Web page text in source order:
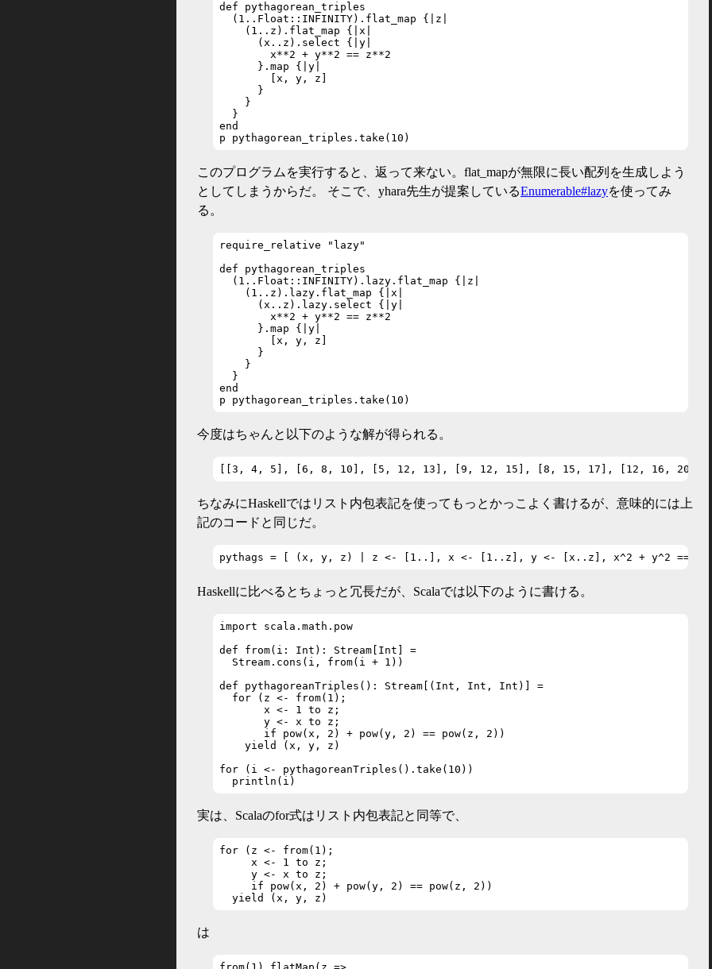
def pythagorean_triples
  (1..Float::INFINITY).flat_map {|z|
    (1..z).flat_map {|x|
      (x..z).select {|y|
        x**2 + y**2 == z**2
      }.map {|y|
        [x, y, z]
      }
    }
  }
end
p pythagorean_triples.take(10)
このプログラムを実行すると、返って来ない。flat_mapが無限に長い配列を生成しよう
としてしまうからだ。 そこで、yhara先生が提案しているEnumerable#lazyを使ってみ
る。
require_relative "lazy"
def pythagorean_triples
  (1..Float::INFINITY).lazy.flat_map {|z|
    (1..z).lazy.flat_map {|x|
      (x..z).lazy.select {|y|
        x**2 + y**2 == z**2
      }.map {|y|
        [x, y, z]
      }
    }
  }
end
p pythagorean_triples.take(10)
今度はちゃんと以下のような解が得られる。
[[3, 4, 5], [6, 8, 10], [5, 12, 13], [9, 12, 15], [8, 15, 17], [12, 16, 20],
ちなみにHaskellではリスト内包表記を使ってもっとかっこよく書けるが、意味的には上
記のコードと同じだ。
pythags = [ (x, y, z) | z <- [1..], x <- [1..z], y <- [x..z], x^2 + y^2 ==
Haskellに比べるとちょっと冗長だが、Scalaでは以下のように書ける。
import scala.math.pow
def from(i: Int): Stream[Int] =
  Stream.cons(i, from(i + 1))
def pythagoreanTriples(): Stream[(Int, Int, Int)] =
  for (z <- from(1);
       x <- 1 to z;
       y <- x to z;
       if pow(x, 2) + pow(y, 2) == pow(z, 2))
    yield (x, y, z)
for (i <- pythagoreanTriples().take(10))
  println(i)
実は、Scalaのfor式はリスト内包表記と同等で、
for (z <- from(1);
     x <- 1 to z;
     y <- x to z;
     if pow(x, 2) + pow(y, 2) == pow(z, 2))
  yield (x, y, z)
は